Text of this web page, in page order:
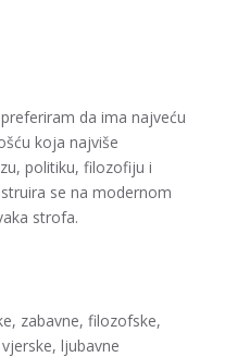
da ima najveću
koja najviše
politiku, filozofiju i
se na modernom
strofa.
zabavne, filozofske,
ljubavne